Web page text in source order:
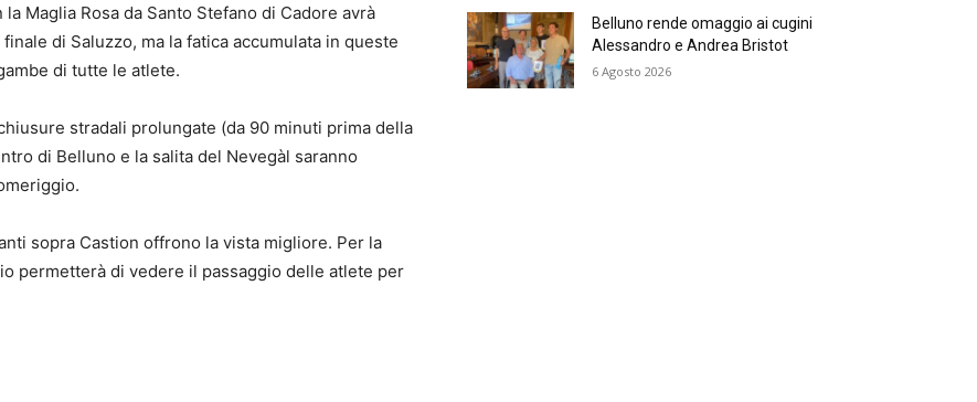
Maglia Rosa da Santo Stefano di Cadore avrà
di Saluzzo, ma la fatica accumulata in queste
di tutte le atlete.
stradali prolungate (da 90 minuti prima della
di Belluno e la salita del Nevegàl saranno
sopra Castion offrono la vista migliore. Per la
permetterà di vedere il passaggio delle atlete per
Belluno rende omaggio ai cugini
Alessandro e Andrea Bristot
6 Agosto 2026